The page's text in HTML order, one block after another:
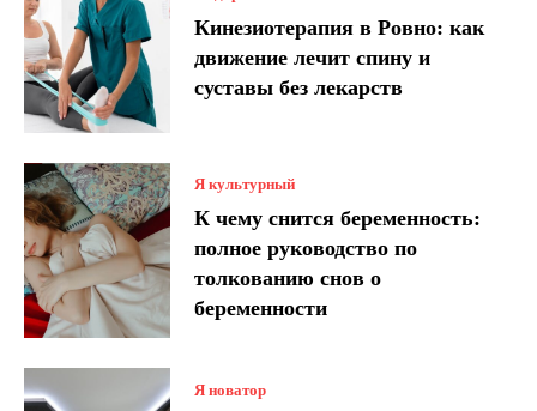
Кинезиотерапия в Ровно: как
движение лечит спину и
суставы без лекарств
Я культурный
К чему снится беременность:
полное руководство по
толкованию снов о
беременности
Я новатор